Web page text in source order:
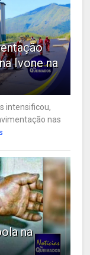
Ivone na
intensificou,
nas
na